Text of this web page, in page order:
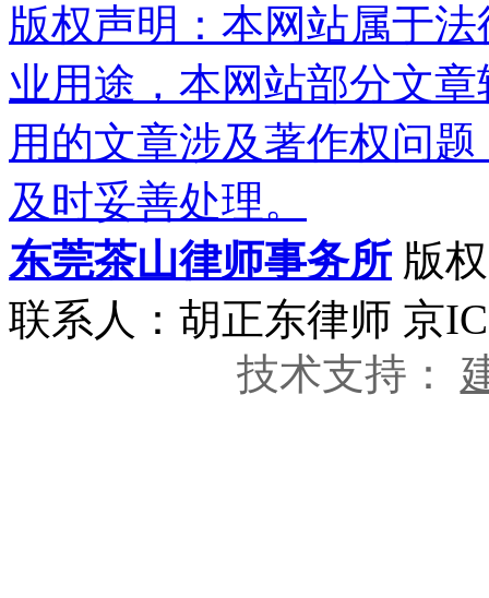
版权声明：本网站属于
业用途，本网站部分文
用的文章涉及著作权问
及时妥善处理。
东莞茶山律师事务所 版
联系人：胡正东律师 京
技术支持：